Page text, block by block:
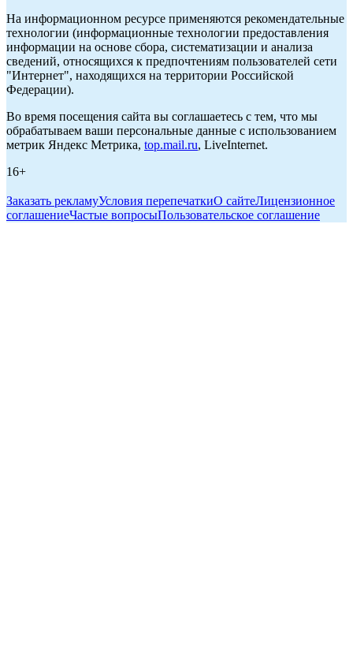
На информационном ресурсе применяются рекомендательные
технологии (информационные технологии предоставления
информации на основе сбора, систематизации и анализа
сведений, относящихся к предпочтениям пользователей сети
"Интернет", находящихся на территории Российской
Федерации).
Во время посещения сайта вы соглашаетесь с тем, что мы
обрабатываем ваши персональные данные с использованием
метрик Яндекс Метрика, top.mail.ru, LiveInternet.
16+
Заказать рекламуУсловия перепечаткиО сайтеЛицензионное
соглашениеЧастые вопросыПользовательское соглашение